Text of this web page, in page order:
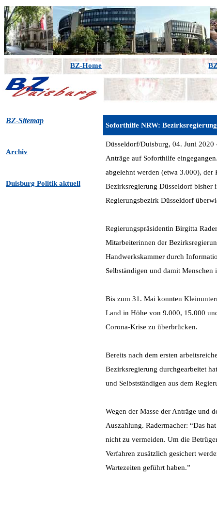
BZ-Home
BZ-Sitemap
Archiv
Duisburg Politik aktuell
Soforthilfe NRW:
Düsseldorf/Duisburg, 04. Juni
Anträge auf Soforthilfe
abgelehnt werden (etwa 3.000),
Bezirksregierung Düsseldorf bisher
Regierungsbezirk Düsseldorf
Regierungspräsidentin Birgitta
Mitarbeiterinnen der
Handwerkskammer durch
Selbständigen und damit
Bis zum 31. Mai konnten
Land in Höhe von 9.000, 15.000
Corona-Krise zu überbrücken.
Bereits nach dem ersten
Bezirksregierung durchgearbeitet
und Selbstständigen aus dem
Wegen der Masse der Anträge und
Auszahlung. Radermacher: “Das
nicht zu vermeiden. Um die
Verfahren zusätzlich gesichert
Wartezeiten geführt haben.”